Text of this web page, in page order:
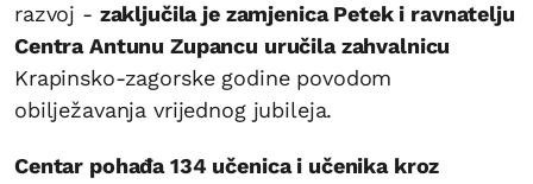
razvoj - zaključila je zamjenica Petek i ravnatelju
Centra Antunu Zupancu uručila zahvalnicu
Krapinsko-zagorske godine povodom
obilježavanja vrijednog jubileja.
Centar pohađa 134 učenica i učenika kroz